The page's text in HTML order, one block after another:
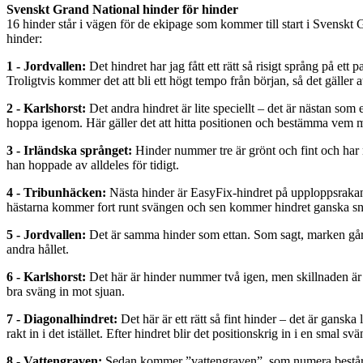
Svenskt Grand National hinder för hinder
16 hinder står i vägen för de ekipage som kommer till start i
hinder:
1 - Jordvallen: Det hindret har jag fått ett rätt så risigt språng på ett
Troligtvis kommer det att bli ett högt tempo från början, så det gäller
2 - Karlshorst: Det andra hindret är lite speciellt – det är nästan som
hoppa igenom. Här gäller det att hitta positionen och bestämma
3 - Irländska språnget: Hinder nummer tre är grönt och fint och
han hoppade av alldeles för tidigt.
4 - Tribunhäcken: Nästa hinder är EasyFix-hindret på
hästarna kommer fort runt svängen och sen kommer hindret ganska
5 - Jordvallen: Det är samma hinder som ettan. Som sagt, marken
andra hållet.
6 - Karlshorst: Det här är hinder nummer två igen, men skillnaden
bra sväng in mot sjuan.
7 - Diagonalhindret: Det här är ett rätt så fint hinder – det är
rakt in i det istället. Efter hindret blir det positionskrig in i en smal